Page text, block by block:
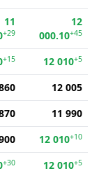
11
+29
12
000.10+45
+15 12 010+5
12 005
11 990
12 010+10
+30 12 010+5